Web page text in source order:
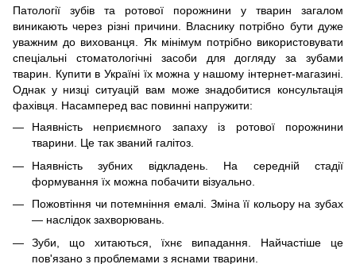
Патології зубів та ротової порожнини у тварин загалом
виникають через різні причини. Власнику потрібно бути дуже
уважним до вихованця. Як мінімум потрібно використовувати
спеціальні стоматологічні засоби для догляду за зубами
тварин. Купити в Україні їх можна у нашому інтернет-магазині.
Однак у низці ситуацій вам може знадобитися консультація
фахівця. Насамперед вас повинні напружити:
Наявність неприємного запаху із ротової порожнини
тварини. Це так званий галітоз.
Наявність зубних відкладень. На середній стадії
формування їх можна побачити візуально.
Пожовтіння чи потемніння емалі. Зміна її кольору на зубах
— наслідок захворювань.
Зуби, що хитаються, їхнє випадання. Найчастіше це
пов'язано з проблемами з яснами тварини.